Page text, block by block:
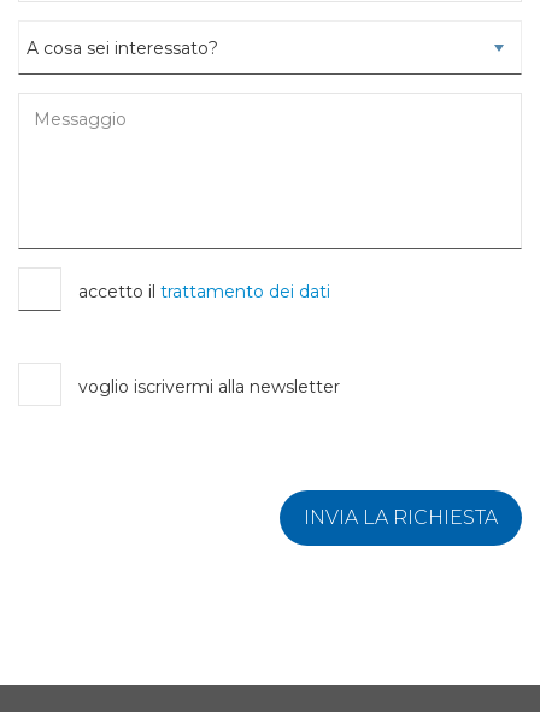
accetto il trattamento dei dati
voglio iscrivermi alla newsletter
INVIA LA RICHIESTA